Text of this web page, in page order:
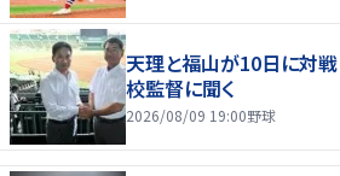
天理と福山が10日に対
校監督に聞く
2026/08/09 19:00野球